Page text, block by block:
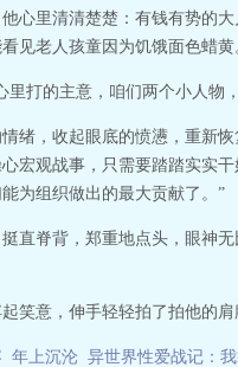
心里清清楚楚：有钱有势的
见老人孩童因为饥饿面色蜡黄
打的主意，咱们两个小人物
绪，收起眼底的愤懑，重新
宏观战事，只需要踏踏实实
为组织做出的最大贡献了。”
直脊背，郑重地点头，眼神
笑意，伸手轻轻拍了拍他的
年上沉沦 异世界性爱战记：